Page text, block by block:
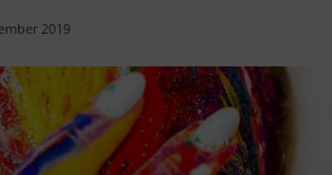
2019